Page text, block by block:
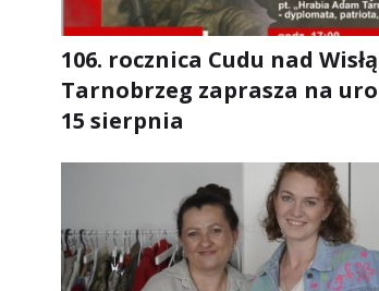
106. rocznica Cudu nad
Tarnobrzeg zaprasza na
15 sierpnia